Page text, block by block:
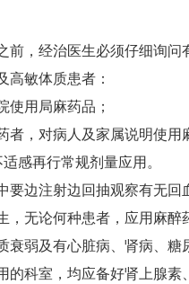
前，经治医生必须仔细询问
高敏体质患者：
使用局麻药品；
者，对病人及家属说明使
感再行常规剂量应用。
要边注射边回抽观察有无回
，无论何种患者，应用麻醉
衰弱及有心脏病、肾病、糖
的科室，均应备好肾上腺素